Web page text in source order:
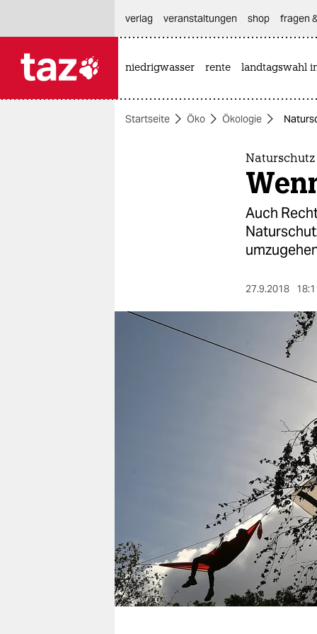
themen
berlin
unterstützen
abo
genossenschaft
verlag
veranstaltungen shop fragen
niedrigwasser rente landtagswahl
Startseite Öko Ökologie
Auch
27.9.2018